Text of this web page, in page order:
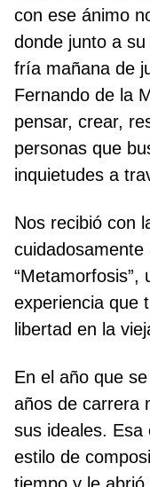
con ese ánimo
donde junto a
fría mañana de
Fernando de la
pensar, crear,
personas que
inquietudes a
Nos recibió con
“Metamorfosis”,
experiencia que
libertad en la
En el año que
años de carrera
sus ideales. Esa
estilo de